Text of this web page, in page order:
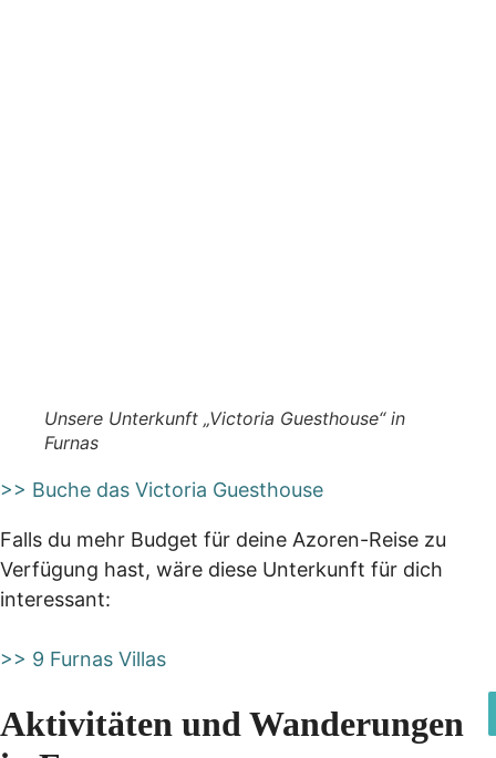
Unsere Unterkunft „Victoria Guesthouse“ in
Furnas
>> Buche das Victoria Guesthouse
Falls du mehr Budget für deine Azoren-Reise zu
Verfügung hast, wäre diese Unterkunft für dich
interessant:
>> 9 Furnas Villas
Aktivitäten und Wanderungen